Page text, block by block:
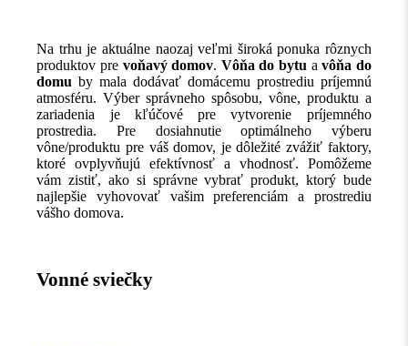
Na trhu je aktuálne naozaj veľmi široká ponuka rôznych
produktov pre voňavý domov. Vôňa do bytu avôňa do
domu by mala dodávať domácemu prostrediu príjemnú
atmosféru. Výber správneho spôsobu, vône, produktu a
zariadenia je kľúčové pre vytvorenie príjemného
prostredia. Pre dosiahnutie optimálneho výberu
vône/produktu pre váš domov, je dôležité zvážiť faktory,
ktoré ovplyvňujú efektívnosť a vhodnosť. Pomôžeme
vám zistiť, ako si správne vybrať produkt, ktorý bude
najlepšie vyhovovať vašim preferenciám a prostrediu
vášho domova.
Vonné sviečky